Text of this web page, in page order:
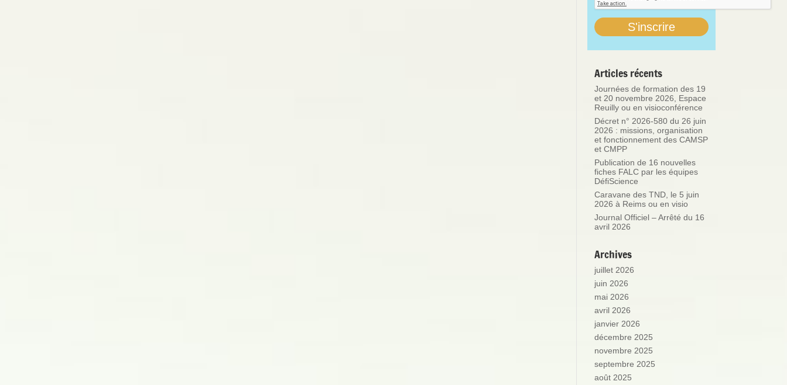
Articles récents
Journées de formation des 19
et 20 novembre 2026, Espace
Reuilly ou en visioconférence
Décret n° 2026-580 du 26 juin
2026 : missions, organisation
et fonctionnement des CAMSP
et CMPP
Publication de 16 nouvelles
fiches FALC par les équipes
DéfiScience
Caravane des TND, le 5 juin
2026 à Reims ou en visio
Journal Officiel – Arrêté du 16
avril 2026
Archives
juillet 2026
juin 2026
mai 2026
avril 2026
janvier 2026
décembre 2025
novembre 2025
septembre 2025
août 2025